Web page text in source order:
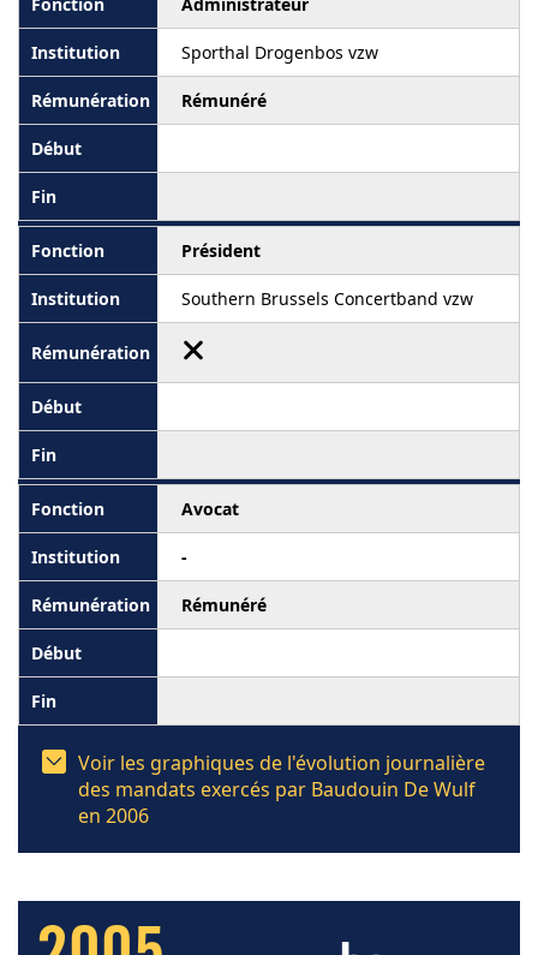
Sporthal Drogenbos vzw
Rémunéré
Président
Southern Brussels Concertband vzw
Avocat
-
Rémunéré
Voir les graphiques de l'évolution journalière
des mandats exercés par Baudouin De Wulf
en 2006